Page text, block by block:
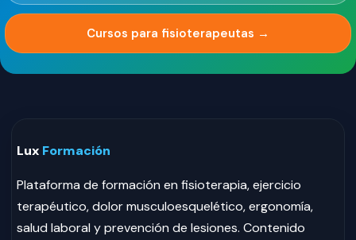
Cursos para fisioterapeutas →
Lux Formación
Plataforma de formación en fisioterapia, ejercicio
terapéutico, dolor musculoesquelético, ergonomía,
salud laboral y prevención de lesiones. Contenido